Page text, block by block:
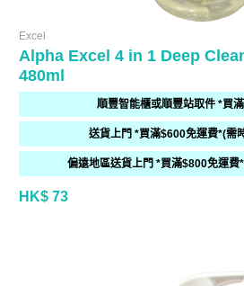
Excel
Alpha Excel 4 in 1 Deep
480ml
順豐智能櫃或順豐站取件 *買
送貨上門 *買滿$600免運費*(需
偏遠地區送貨上門 *買滿$800免運費
HK$ 73